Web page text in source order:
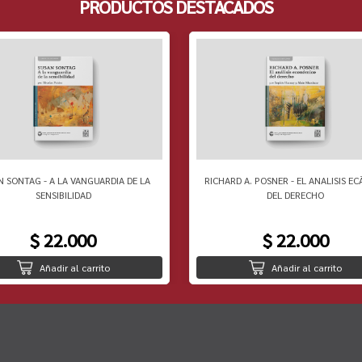
PRODUCTOS DESTACADOS
SONTAG - A LA VANGUARDIA DE LA
SENSIBILIDAD
$ 22.000
Añadir al carrito
RICHARD A. POSNER - EL ANALISIS
DEL DERECHO
$ 22.000
Añadir al carrito